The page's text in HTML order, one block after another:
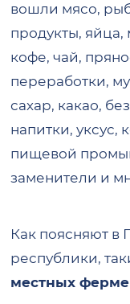
вошли мясо,
продукты,
кофе, чай,
переработки,
сахар, какао,
напитки, уксус,
пищевой
заменители и
Как поясняют в
республики,
местных